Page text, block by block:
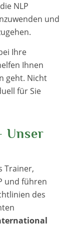
NLP
und
Ihre
Ihnen
geht. Nicht
für Sie
Unser
Trainer,
und führen
des